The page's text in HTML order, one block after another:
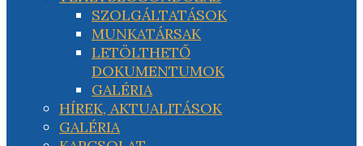
SZOLGÁLTATÁSOK
MUNKATÁRSAK
LETÖLTHETŐ
DOKUMENTUMOK
GALÉRIA
HÍREK, AKTUALITÁSOK
GALÉRIA